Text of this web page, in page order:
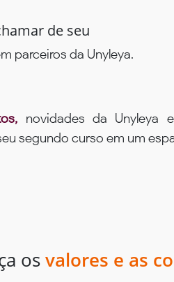
de seu
parceiros da Unyleya.
novidades da Unyleya
segundo curso em um
os valores e as